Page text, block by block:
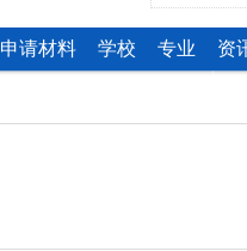
申请材料 学校 专业 资